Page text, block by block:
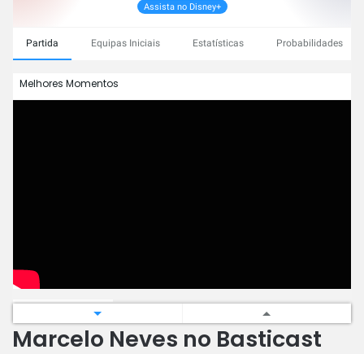
Assista no Disney+
Partida Equipas Iniciais Estatísticas Probabilidades
Melhores Momentos
Eventos da Partida
Fim dos 90 Minutos 2 - 0
Marcelo Neves no Basticast